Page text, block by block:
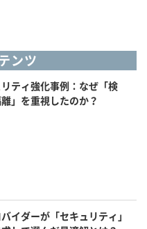
ンツ
ティ強化事例：なぜ「検
」を重視したのか？
イダーが「セキュリティ」